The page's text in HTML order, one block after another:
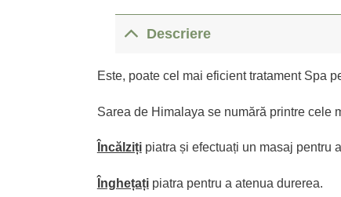
Descriere
Este, poate cel mai eficient tratament Spa
Sarea de Himalaya se numără printre cele
Încălzițipiatra și efectuați un masaj pentru
Înghețațipiatra pentru a atenua durerea.